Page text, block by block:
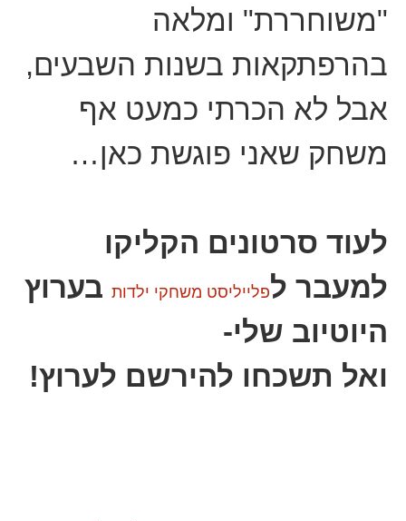
"משוחררת" ומלאה
בהרפתקאות בשנות השבעים,
אבל לא הכרתי כמעט אף
משחק שאני פוגשת כאן…
לעוד סרטונים הקליקו
למעבר לפלייליסט משחקי ילדות בערוץ
היוטיוב שלי-
ואל תשכחו להירשם לערוץ!